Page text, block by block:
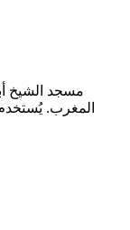
مسجد الشيخ
المغرب.